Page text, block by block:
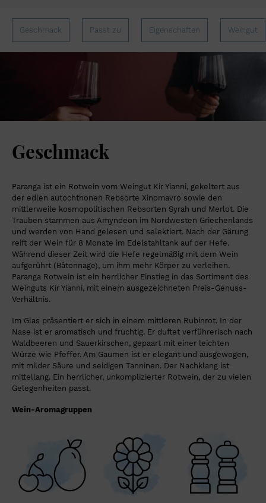
Geschmack Passt zu Eigenschaften Weingut
Geschmack
Paranga ist ein Rotwein vom Weingut Kir Yianni, gekeltert aus
der edlen autochthonen Rebsorte Xinomavro sowie den
mittlerweile kosmopolitischen Rebsorten Syrah und Merlot. Die
Trauben stammen aus Amyndeon im Nordwesten Griechenlands
und werden von Hand gelesen und selektiert. Nach der Gärung
reift der Wein für 8 Monate im Edelstahltank auf der Hefe.
Während dieser Zeit wird die Hefe regelmäßig mit dem Wein
aufgerührt (Bâtonnage), um ihm mehr Körper zu verleihen.
Paranga Rotwein ist ein herrlicher Einstieg in das Sortiment des
Weinguts Kir Yianni, mit einem ausgezeichneten Preis-Genuss-
Verhältnis.
Im Glas präsentiert er sich in einem mittleren Rubinrot. In der
Nase ist er aromatisch und fruchtig. Er duftet verführerisch nach
Waldbeeren und Sauerkirschen, gepaart mit einer leichten
Würze wie Pfeffer. Am Gaumen ist er elegant und ausgewogen,
mit milder Säure und seidigen Tanninen. Der Nachklang ist
mittellang. Ein herrlicher, unkomplizierter Rotwein, der zu vielen
Gelegenheiten passt.
Wein-Aromagruppen